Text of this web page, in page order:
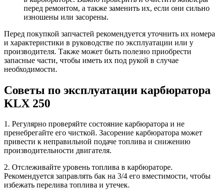
перед ремонтом, а также заменить их, если они сильно
изношены или засорены.
Перед покупкой запчастей рекомендуется уточнить их номера
и характеристики в руководстве по эксплуатации или у
производителя. Также может быть полезно приобрести
запасные части, чтобы иметь их под рукой в случае
необходимости.
Советы по эксплуатации карбюратора
KLX 250
1. Регулярно проверяйте состояние карбюратора и не
пренебрегайте его чисткой. Засорение карбюратора может
привести к неправильной подаче топлива и снижению
производительности двигателя.
2. Отслеживайте уровень топлива в карбюраторе.
Рекомендуется заправлять бак на 3/4 его вместимости, чтобы
избежать перелива топлива и утечек.